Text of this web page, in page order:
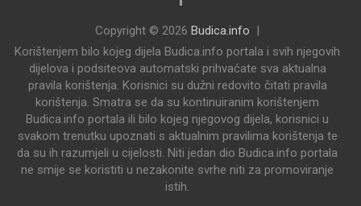
Copyright © 2026 Budica.info
Korištenjem bilo kojeg dijela Budica.info portala i svih njegovih
dijelova i podsiteova automatski prihvaćate sva aktualna
pravila korištenja. Korisnici su dužni redovito čitati pravila
korištenja. Smatra se da su kontinuiranim korištenjem
Budica.info portala ili bilo kojeg njegovog dijela, korisnici u
svakom trenutku upoznati s aktualnim pravilima korištenja te
da su ih razumjeli u cijelosti. Niti jedan dio Budica.info portala
ne smije se koristiti u nezakonite svrhe niti za promoviranje
istih.